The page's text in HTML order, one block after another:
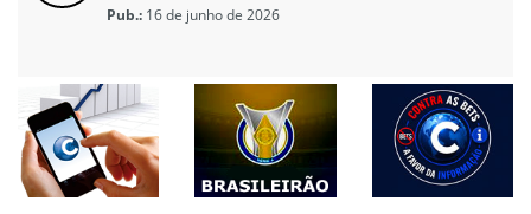
Pub.: 16 de junho de 2026